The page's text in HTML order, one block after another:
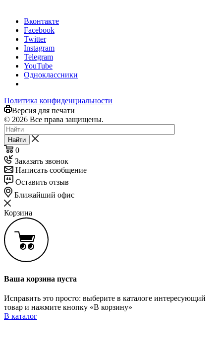
Вконтакте
Facebook
Twitter
Instagram
Telegram
YouTube
Одноклассники
Политика конфиденциальности
Версия для печати
© 2026 Все права защищены.
Найти
0
Заказать звонок
Написать сообщение
Оставить отзыв
Ближайший офис
Корзина
Ваша корзина пуста
Исправить это просто: выберите в каталоге интересующий
товар и нажмите кнопку «В корзину»
В каталог